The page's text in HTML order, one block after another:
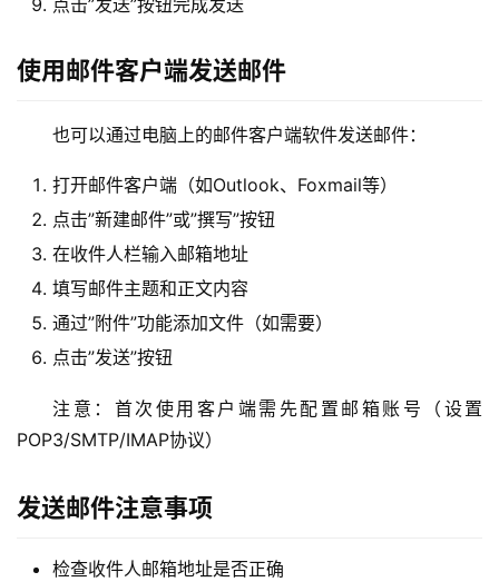
点击”发送”按钮完成发送
使用邮件客户端发送邮件
也可以通过电脑上的邮件客户端软件发送邮件：
打开邮件客户端（如Outlook、Foxmail等）
点击”新建邮件”或”撰写”按钮
在收件人栏输入邮箱地址
填写邮件主题和正文内容
通过”附件”功能添加文件（如需要）
点击”发送”按钮
注意：首次使用客户端需先配置邮箱账号（设置
POP3/SMTP/IMAP协议）
发送邮件注意事项
检查收件人邮箱地址是否正确